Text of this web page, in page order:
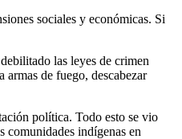
sociales y económicas. Si
las leyes de crimen
de fuego, descabezar
política. Todo esto se vio
indígenas en